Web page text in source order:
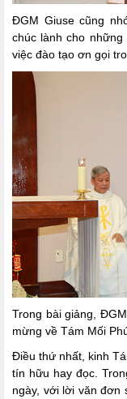
ĐGM Giuse cũng
chúc lành cho
việc đào tạo ơn gọi
Trong bài giảng,
mừng về Tám Mối
Điều thứ nhất, kinh
tín hữu hay đọc.
ngày, với lời văn đơn